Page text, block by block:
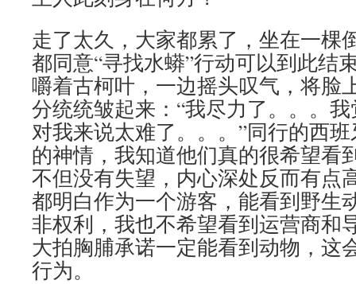
走了太久，大家都累了，坐在一棵
都同意“寻找水蟒”行动可以到此结
嚼着古柯叶，一边摇头叹气，将脸
分统统皱起来：“我尽力了。。。
对我来说太难了。。。”同行的西
的神情，我知道他们真的很希望看
不但没有失望，内心深处反而有点
都明白作为一个游客，能看到野生
非权利，我也不希望看到运营商和
大拍胸脯承诺一定能看到动物，这
行为。